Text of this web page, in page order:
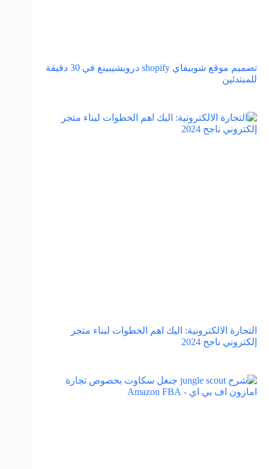
تصميم موقع شوبيفاي shopify دروبشيبينغ في 30 دقيقة
للمبتدئين
التجارة الالكترونية: اليك اهم الخطوات لبناء متجر
إلكتروني ناجح 2024